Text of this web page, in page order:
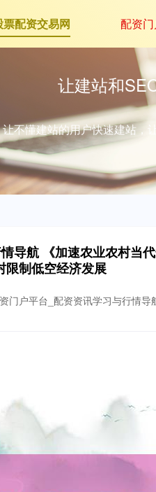
票配资交易网 配资
让建站和
让不懂建站的用户快速建站，
导航 《加速农业农村当
限制低空经济发展
门户平台_配资资讯学习与行情导